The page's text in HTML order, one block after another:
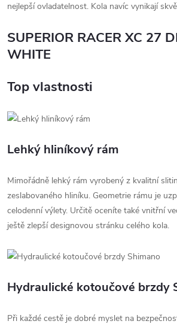
nejlepší ovladatelnost. Kola navíc vynikají
SUPERIOR RACER XC 27
WHITE
Top vlastnosti
Lehký hliníkový rám
Mimořádně lehký rám vyrobený z kvalitní
zeslabovaného hliníku. Geometrie rámu je
celodenní výlety. Určitě oceníte také vnitřní
ještě zlepší designovou stránku celého kola.
Hydraulické kotoučové brzdy
Při každé cestě je dobré myslet na